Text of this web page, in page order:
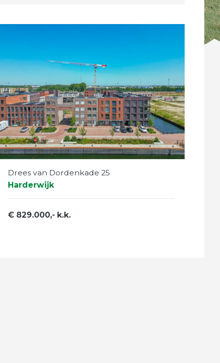
Drees van Dordenkade 25
Harderwijk
€ 829.000,- k.k.